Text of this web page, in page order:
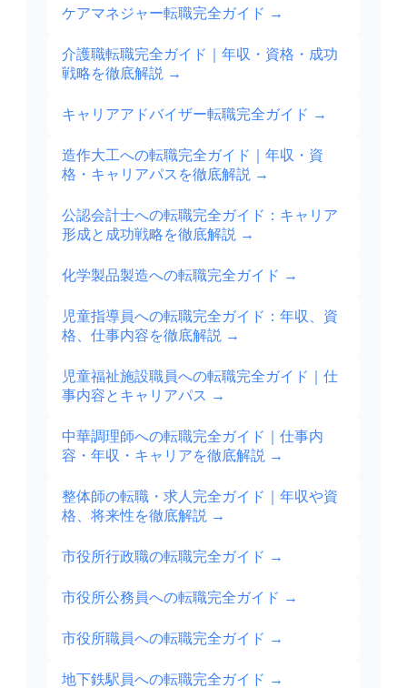
ケアマネジャー転職完全ガイド →
介護職転職完全ガイド｜年収・資格・成功
戦略を徹底解説 →
キャリアアドバイザー転職完全ガイド →
造作大工への転職完全ガイド｜年収・資
格・キャリアパスを徹底解説 →
公認会計士への転職完全ガイド：キャリア
形成と成功戦略を徹底解説 →
化学製品製造への転職完全ガイド →
児童指導員への転職完全ガイド：年収、資
格、仕事内容を徹底解説 →
児童福祉施設職員への転職完全ガイド｜仕
事内容とキャリアパス →
中華調理師への転職完全ガイド｜仕事内
容・年収・キャリアを徹底解説 →
整体師の転職・求人完全ガイド｜年収や資
格、将来性を徹底解説 →
市役所行政職の転職完全ガイド →
市役所公務員への転職完全ガイド →
市役所職員への転職完全ガイド →
地下鉄駅員への転職完全ガイド →